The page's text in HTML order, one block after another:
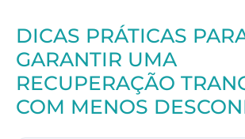
DICAS PRÁTICAS
GARANTIR UMA
RECUPERAÇÃO
COM MENOS